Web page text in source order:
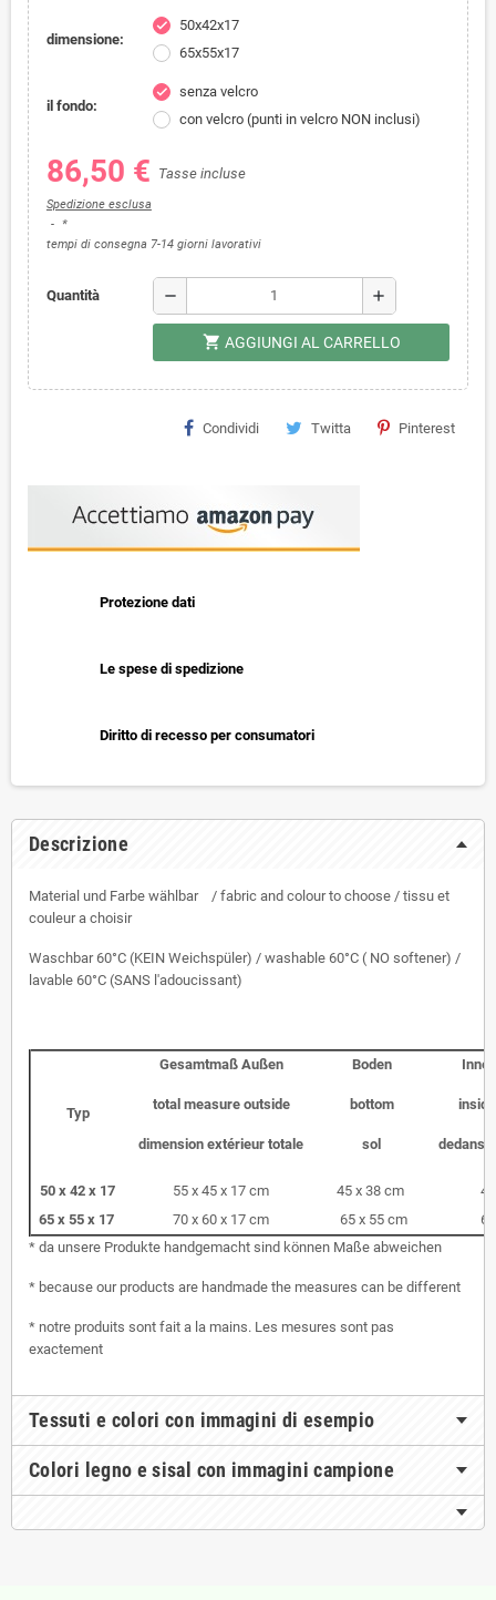
dimensione:
check
50x42x17
65x55x17
il fondo:
check
senza velcro
con velcro (punti in velcro NON inclusi)
86,50 € Tasse incluse
Spedizione esclusa
*
tempi di consegna 7-14 giorni lavorativi
Quantità remove add
shopping_cart AGGIUNGI AL CARRELLO
Condividi Twitta Pinterest
Protezione dati
Le spese di spedizione
Diritto di recesso per consumatori
Descrizione
Material und Farbe wählbar / fabric and colour to choose / tissu et
couleur a choisir
Waschbar 60°C (KEIN Weichspüler) / washable 60°C ( NO softener) /
lavable 60°C (SANS l'adoucissant)
Typ
Gesamtmaß Außen
total measure outside
dimension extérieur totale
Boden
bottom
sol dedans
50 x 42 x 17 55 x 45 x 17 cm 45 x 38 cm
65 x 55 x 17
70 x 60 x 17 cm 65 x 55 cm
* da unsere Produkte handgemacht sind können Maße abweichen
* because our products are handmade the measures can be different
* notre produits sont fait a la mains. Les mesures sont pas
exactement
Tessuti e colori con immagini di esempio
Colori legno e sisal con immagini campione